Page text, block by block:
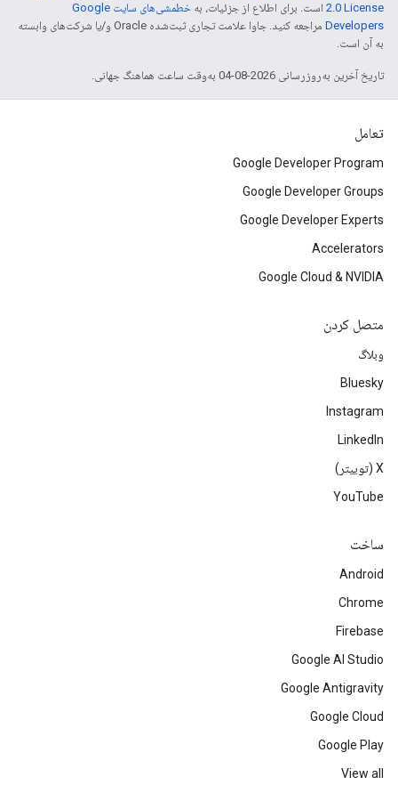
2.0 License است. برای اطلاع از جزئیات، به
خطمشی‌های سایت Google
Developers‏
مراجعه کنید. جاوا علامت تجاری ثبت‌شده Oracle و/یا شرکت‌های وابسته
به آن است.
تاریخ آخرین به‌روزرسانی 2026-08-04 به‌وقت ساعت هماهنگ جهانی.
تعامل
Google Developer Program
Google Developer Groups
Google Developer Experts
Accelerators
Google Cloud & NVIDIA
متصل کردن
وبلاگ
Bluesky
Instagram
LinkedIn
‫X (توییتر)
YouTube
ساخت
Android
Chrome
Firebase
Google AI Studio
Google Antigravity
Google Cloud
Google Play
View all